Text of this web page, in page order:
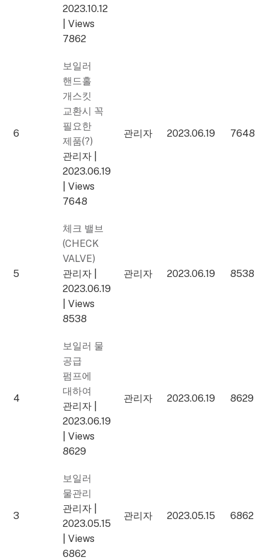
2023.10.12
Views
7862
6
보일러
핸드홀
개스킷
교환시 꼭
필요한
제품(?)
관리자
2023.06.19
Views
7648
관리자 2023.06.19 7648
5
체크 밸브
(CHECK
VALVE)
관리자
2023.06.19
Views
8538
관리자 2023.06.19 8538
4
보일러 물
공급
펌프에
대하여
관리자
2023.06.19
Views
8629
관리자 2023.06.19 8629
3
보일러
물관리
관리자
2023.05.15
Views
6862
관리자 2023.05.15 6862